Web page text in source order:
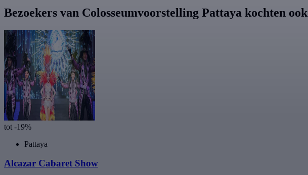
Bezoekers van Colosseumvoorstelling Pattaya kochten ook
tot -19%
Pattaya
Alcazar Cabaret Show